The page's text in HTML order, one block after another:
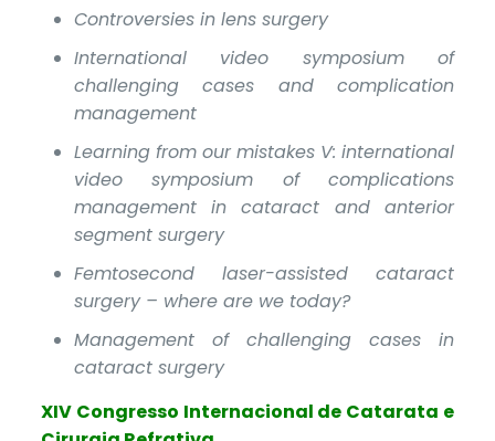
Controversies in lens surgery
International video symposium of
challenging cases and complication
management
Learning from our mistakes V: international
video symposium of complications
management in cataract and anterior
segment surgery
Femtosecond laser-assisted cataract
surgery – where are we today?
Management of challenging cases in
cataract surgery
XIV Congresso Internacional de Catarata e